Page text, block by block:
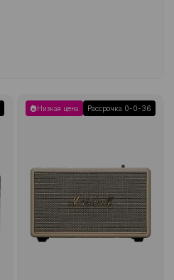
Низкая цена Рассрочка 0-0-36